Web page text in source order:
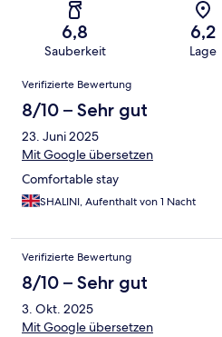
6,8
Sauberkeit
6,2
Lage
Bewertungen
Verifizierte Bewertung
8/10 – Sehr gut
23. Juni 2025
Mit Google übersetzen
Comfortable stay
SHALINI, Aufenthalt von 1 Nacht
Verifizierte Bewertung
8/10 – Sehr gut
3. Okt. 2025
Mit Google übersetzen